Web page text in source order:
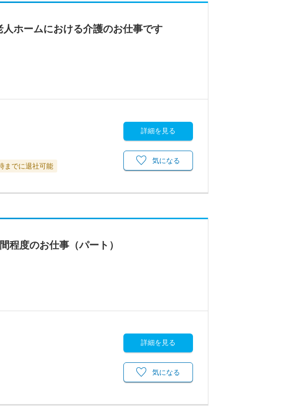
ホームにおける介護のお仕事です
までに退社可能
詳細を見る
気になる
程度のお仕事（パート）
詳細を見る
気になる